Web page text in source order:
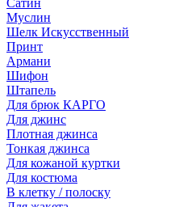
Сатин
Муслин
Шелк Искусственный
Принт
Армани
Шифон
Штапель
Для брюк КАРГО
Для джинс
Плотная джинса
Тонкая джинса
Для кожаной куртки
Для костюма
В клетку / полоску